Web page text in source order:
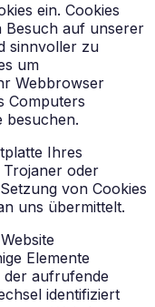
ein. Cookies
Besuch auf unserer
sinnvoller zu
um
Webbrowser
Computers
besuchen.
Ihres
oder
von Cookies
uns übermittelt.
Elemente
der aufrufende
identifiziert